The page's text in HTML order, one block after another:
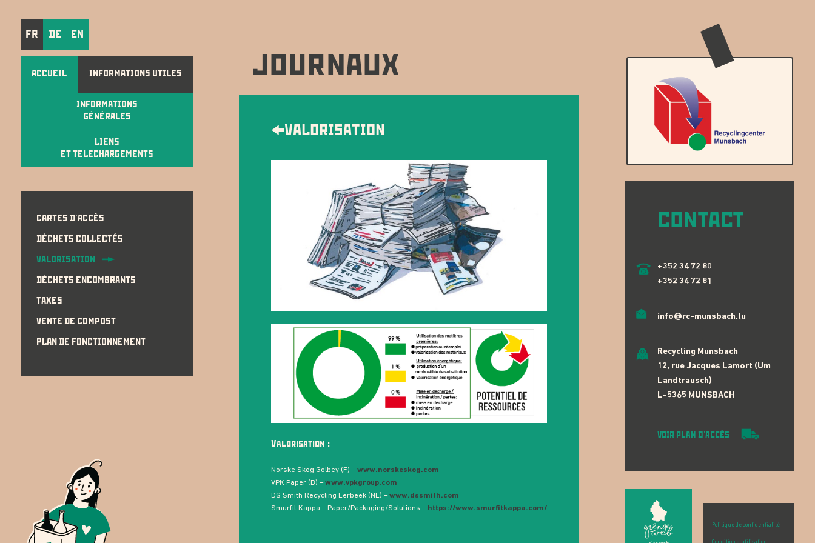
FR DE EN
ACCUEIL INFORMATIONS UTILES
INFORMATIONS
GÉNÉRALES
LIENS
ET TELECHARGEMENTS
CARTES D'ACCÈS
DÉCHETS COLLECTÉS
VALORISATION
DÉCHETS ENCOMBRANTS
TAXES
VENTE DE COMPOST
PLAN DE FONCTIONNEMENT
JOURNAUX
VALORISATION
Valorisation :
Norske Skog Golbey (F) –www.norskeskog.com
VPK Paper (B) –www.vpkgroup.com
DS Smith Recycling Eerbeek (NL) –www.dssmith.com
Smurfit Kappa – Paper/Packaging/Solutions – https://www.smurfitkappa.com/
CONTACT
+352 34 72 80
+352 34 72 81
info@rc-munsbach.lu
Recycling Munsbach
12, rue Jacques Lamort (Um
Landtrausch)
L-5365 MUNSBACH
VOIR PLAN D'ACCÈS
Politique de confidentialité